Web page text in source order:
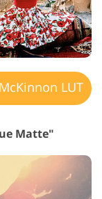
LUT
Matte"